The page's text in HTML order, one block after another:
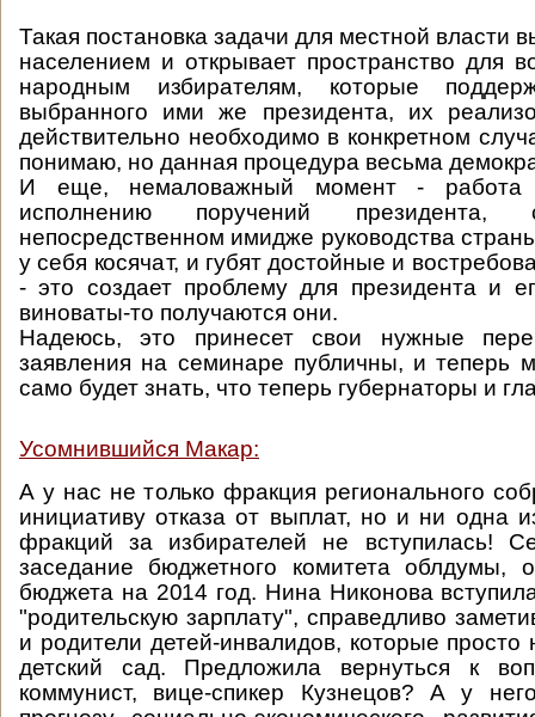
Такая постановка задачи для местной власти
населением и открывает пространство для
народным избирателям, которые
выбранного ими же президента, их
действительно необходимо в конкретном
понимаю, но данная процедура весьма
И еще, немаловажный момент - работа
исполнению поручений президента,
непосредственном имидже руководства
у себя косячат, и губят достойные и
- это создает проблему для президента и
виноваты-то получаются они.
Надеюсь, это принесет свои нужные
заявления на семинаре публичны, и теперь
само будет знать, что теперь губернаторы и
Усомнившийся Макар:
А у нас не только фракция регионального
инициативу отказа от выплат, но и ни одна
фракций за избирателей не вступилась!
заседание бюджетного комитета облдумы,
бюджета на 2014 год. Нина Никонова
"родительскую зарплату", справедливо
и родители детей-инвалидов, которые просто
детский сад. Предложила вернуться к
коммунист, вице-спикер Кузнецов? А у